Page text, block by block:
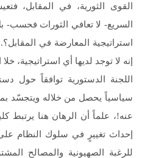
القوى الثورية، في المقابل،
السريع- لا تعافي الثورات فحسب-
استراتيجية المعارضة في
إنه لا توجد لديها أي استراتيجية،
اللجنة الدستورية توافقاً حول
سياسياً يحصل من خلاله ويتجسّد
عنه!، علماً أن الرهان هنا يرتبط
إحداث تغييرٍ في سلوك النظام
للرغبة الصهيونية والمصالح